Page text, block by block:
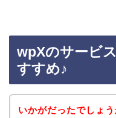
wpXのサービ
すすめ♪
いかがだったでしょ